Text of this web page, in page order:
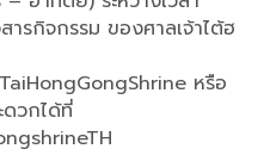
รกิจกรรม ของศาลเจ้าไต้ฮ
หรือ
วกได้ที่